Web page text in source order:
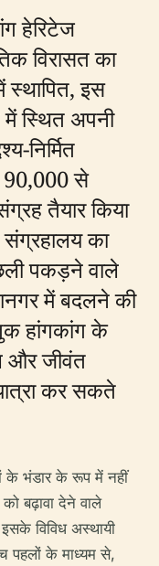
हेरिटेज
विरासत का
इस
स्थित अपनी
निर्मित
90,000 से
तैयार किया
का
पकड़ने वाले
में बदलने की
हांगकांग के
और जीवंत
कर सकते
के भंडार के रूप में नहीं
बढ़ावा देने वाले
विविध अस्थायी
पहलों के माध्यम से,